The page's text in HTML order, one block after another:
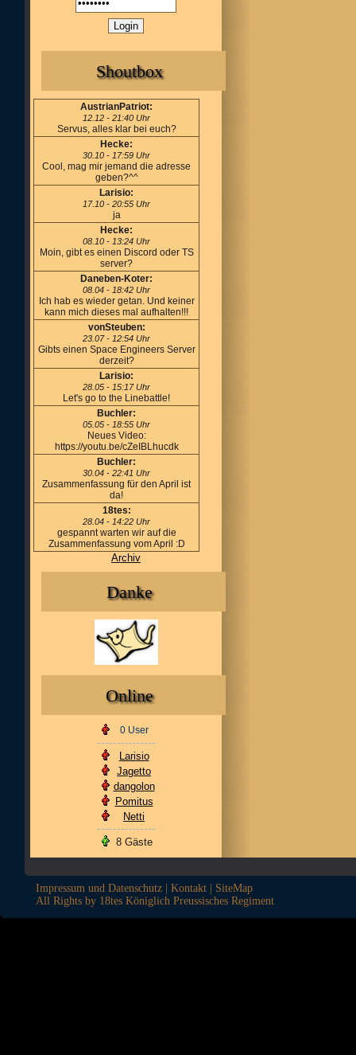
Shoutbox
AustrianPatriot:
12.12 - 21:40 Uhr
Servus, alles klar bei euch?
Hecke:
30.10 - 17:59 Uhr
Cool, mag mir jemand die adresse
geben?^^
Larisio:
17.10 - 20:55 Uhr
ja
Hecke:
08.10 - 13:24 Uhr
Moin, gibt es einen Discord oder TS
server?
Daneben-Koter:
08.04 - 18:42 Uhr
Ich hab es wieder getan. Und keiner
kann mich dieses mal aufhalten!!!
vonSteuben:
23.07 - 12:54 Uhr
Gibts einen Space Engineers Server
derzeit?
Larisio:
28.05 - 15:17 Uhr
Let's go to the Linebattle!
Buchler:
05.05 - 18:55 Uhr
Neues Video:
https://youtu.be/cZeIBLhucdk
Buchler:
30.04 - 22:41 Uhr
Zusammenfassung für den April ist
da!
18tes:
28.04 - 14:22 Uhr
gespannt warten wir auf die
Zusammenfassung vom April :D
Archiv
Danke
Online
0 User
Larisio
Jagetto
dangolon
Pomitus
Netti
8 Gäste
Impressum und Datenschutz Kontakt
SiteMap
All Rights by 18tes Königlich Preussisches Regiment